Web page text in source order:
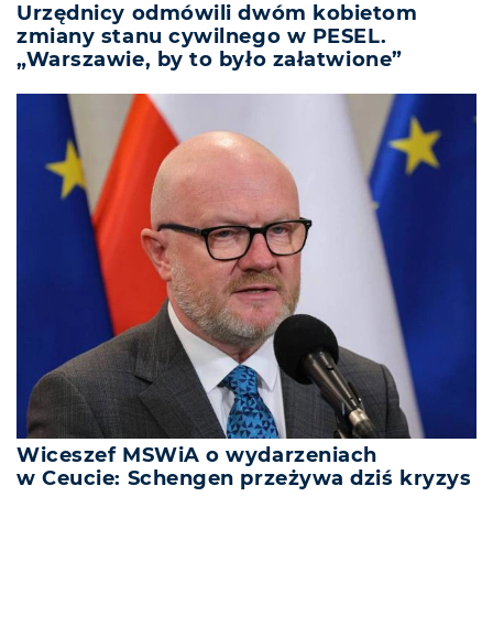
Urzędnicy odmówili dwóm kobietom
zmiany stanu cywilnego w PESEL.
„Warszawie, by to było załatwione”
Wiceszef MSWiA o wydarzeniach
w Ceucie: Schengen przeżywa dziś kryzys